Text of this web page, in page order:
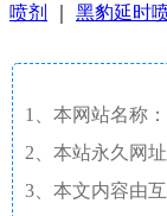
喷剂
黑豹延时
1、本网站名称：
2、本站永久网址
3、本文内容由